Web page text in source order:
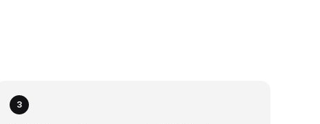
3